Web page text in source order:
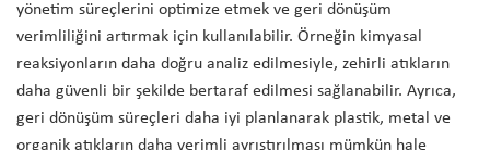
yönetim süreçlerini optimize etmek ve geri dönüşüm
verimliliğini artırmak için kullanılabilir. Örneğin kimyasal
reaksiyonların daha doğru analiz edilmesiyle, zehirli atıkların
daha güvenli bir şekilde bertaraf edilmesi sağlanabilir. Ayrıca,
geri dönüşüm süreçleri daha iyi planlanarak plastik, metal ve
organik atıkların daha verimli ayrıştırılması mümkün hale